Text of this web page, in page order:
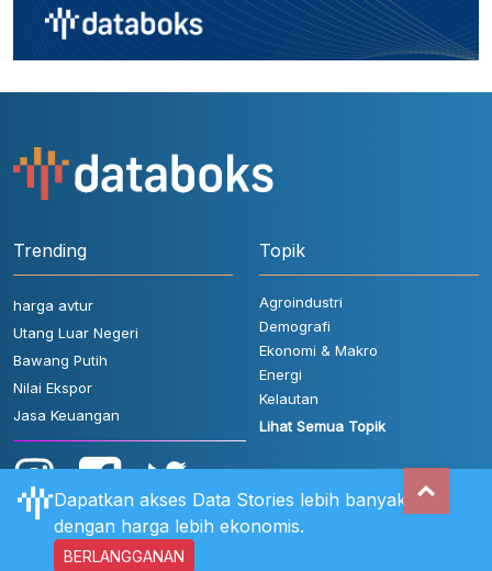
Trending
harga avtur
Utang Luar Negeri
Bawang Putih
Nilai Ekspor
Jasa Keuangan
Topik
Agroindustri
Demografi
Ekonomi & Makro
Energi
Kelautan
Lihat Semua Topik
Aturan Pengguna Hubungi Kami
Dapatkan akses Data Stories lebih banyak
dengan harga lebih ekonomis.
BERLANGGANAN